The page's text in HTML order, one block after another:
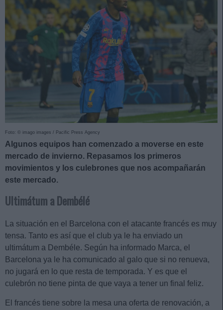
Foto: © imago images / Pacific Press Agency
Algunos equipos han comenzado a moverse en este
mercado de invierno. Repasamos los primeros
movimientos y los culebrones que nos acompañarán
este mercado.
Ultimátum a Dembélé
La situación en el Barcelona con el atacante francés es muy
tensa. Tanto es así que el club ya le ha enviado un
ultimátum a Dembéle. Según ha informado Marca, el
Barcelona ya le ha comunicado al galo que si no renueva,
no jugará en lo que resta de temporada. Y es que el
culebrón no tiene pinta de que vaya a tener un final feliz.
El francés tiene sobre la mesa una oferta de renovación, a